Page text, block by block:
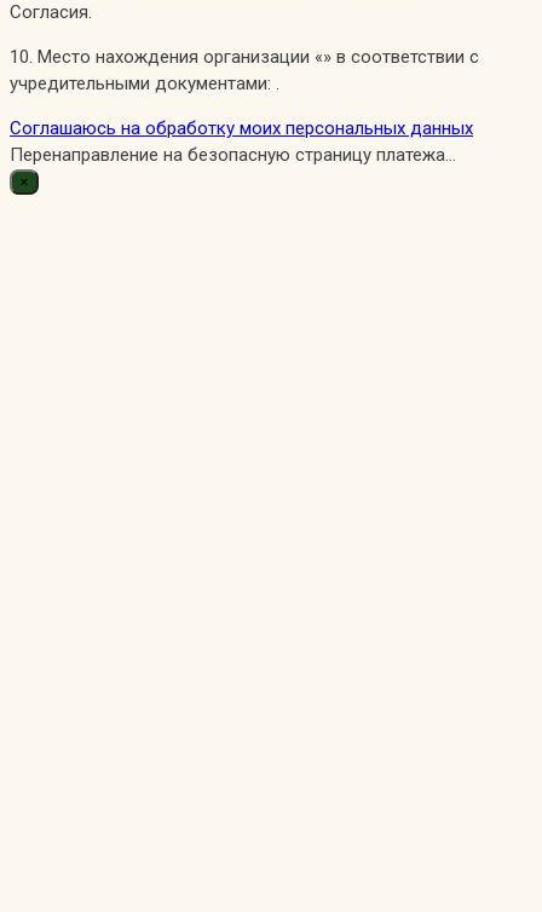
Согласия.
10. Место нахождения организации «» в соответствии с
учредительными документами: .
Соглашаюсь на обработку моих персональных данных
Перенаправление на безопасную страницу платежа...
×